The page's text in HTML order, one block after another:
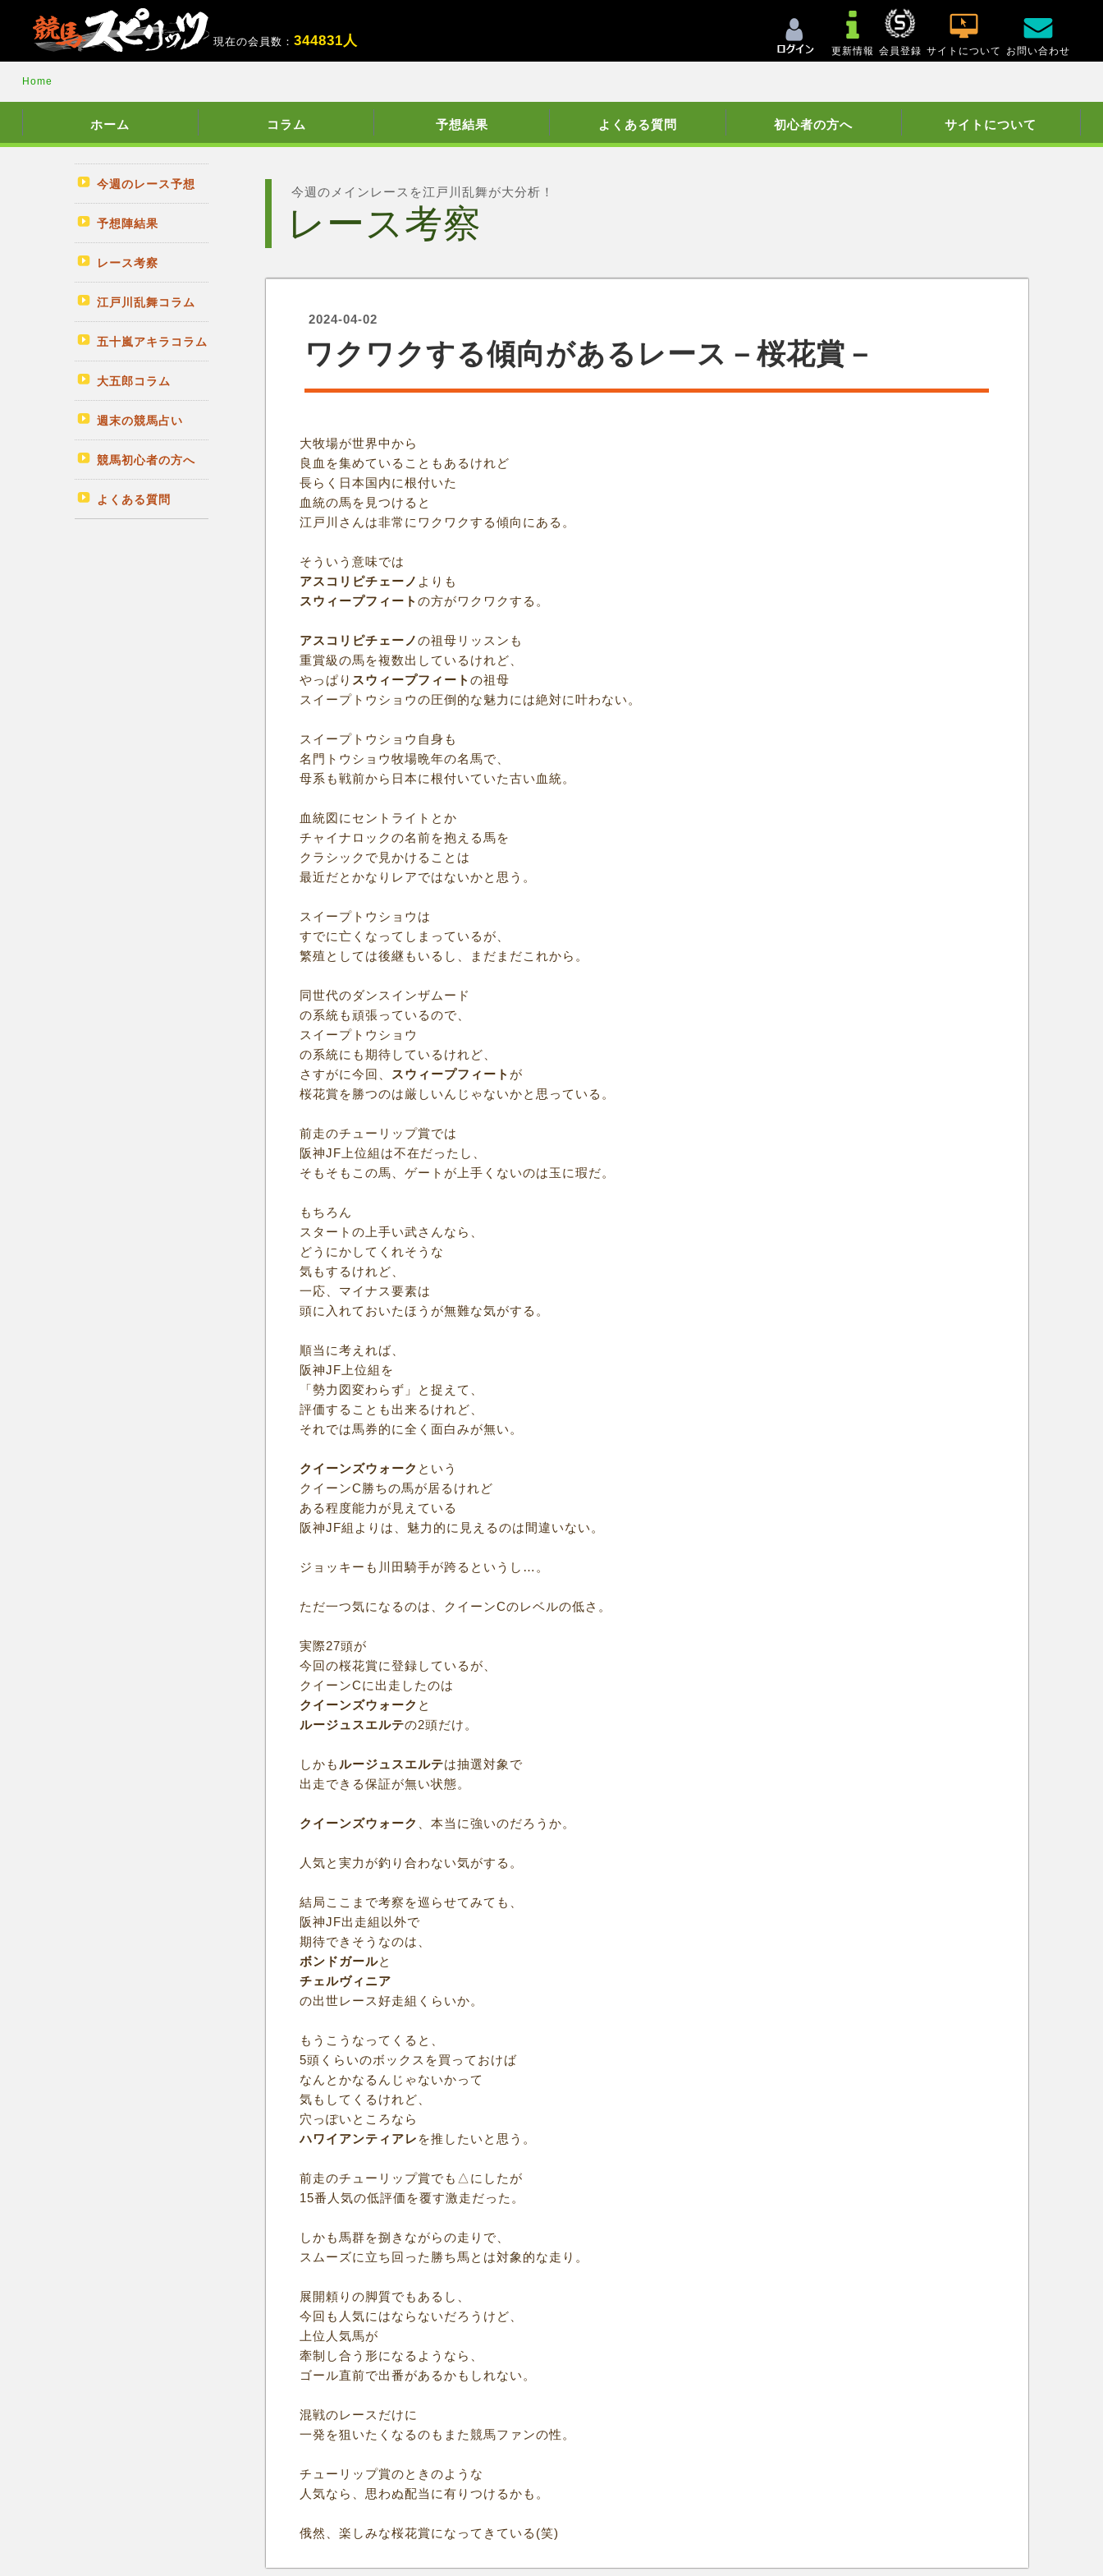
現在の会員数：344831人
更新情報 会員登録 サイトについて お問い合わせ
Home
ホーム コラム 予想結果 よくある質問 初心者の方へ サイトについて
今週のレース予想
予想陣結果
レース考察
江戸川乱舞コラム
五十嵐アキラコラム
大五郎コラム
週末の競馬占い
競馬初心者の方へ
よくある質問
今週のメインレースを江戸川乱舞が大分析！
レース考察
2024-04-02
ワクワクする傾向があるレース－桜花賞－
大牧場が世界中から
良血を集めていることもあるけれど
長らく日本国内に根付いた
血統の馬を見つけると
江戸川さんは非常にワクワクする傾向にある。
そういう意味では
アスコリピチェーノ よりも
スウィープフィートの方がワクワクする。
アスコリピチェーノの祖母リッスンも
重賞級の馬を複数出しているけれど、
やっぱり スウィープフィートの祖母
スイープトウショウの圧倒的な魅力には絶対に叶わない。
スイープトウショウ自身も
名門トウショウ牧場晩年の名馬で、
母系も戦前から日本に根付いていた古い血統。
血統図にセントライトとか
チャイナロックの名前を抱える馬を
クラシックで見かけることは
最近だとかなりレアではないかと思う。
スイープトウショウは
すでに亡くなってしまっているが、
繁殖としては後継もいるし、まだまだこれから。
同世代のダンスインザムード
の系統も頑張っているので、
スイープトウショウ
の系統にも期待しているけれど、
さすがに今回、 スウィープフィート が
桜花賞を勝つのは厳しいんじゃないかと思っている。
前走のチューリップ賞では
阪神JF上位組は不在だったし、
そもそもこの馬、ゲートが上手くないのは玉に瑕だ。
もちろん
スタートの上手い武さんなら、
どうにかしてくれそうな
気もするけれど、
一応、マイナス要素は
頭に入れておいたほうが無難な気がする。
順当に考えれば、
阪神JF上位組を
「勢力図変わらず」と捉えて、
評価することも出来るけれど、
それでは馬券的に全く面白みが無い。
クイーンズウォーク という
クイーンC勝ちの馬が居るけれど
ある程度能力が見えている
阪神JF組よりは、魅力的に見えるのは間違いない。
ジョッキーも川田騎手が跨るというし…。
ただ一つ気になるのは、クイーンCのレベルの低さ。
実際27頭が
今回の桜花賞に登録しているが、
クイーンCに出走したのは
クイーンズウォーク と
ルージュスエルテの2頭だけ。
しかもルージュスエルテは抽選対象で
出走できる保証が無い状態。
クイーンズウォーク 、本当に強いのだろうか。
人気と実力が釣り合わない気がする。
結局ここまで考察を巡らせてみても、
阪神JF出走組以外で
期待できそうなのは、
ボンドガールと
チェルヴィニア
の出世レース好走組くらいか。
もうこうなってくると、
5頭くらいのボックスを買っておけば
なんとかなるんじゃないかって
気もしてくるけれど、
穴っぽいところなら
ハワイアンティアレ を推したいと思う。
前走のチューリップ賞でも△にしたが
15番人気の低評価を覆す激走だった。
しかも馬群を捌きながらの走りで、
スムーズに立ち回った勝ち馬とは対象的な走り。
展開頼りの脚質でもあるし、
今回も人気にはならないだろうけど、
上位人気馬が
牽制し合う形になるようなら、
ゴール直前で出番があるかもしれない。
混戦のレースだけに
一発を狙いたくなるのもまた競馬ファンの性。
チューリップ賞のときのような
人気なら、思わぬ配当に有りつけるかも。
俄然、楽しみな桜花賞になってきている(笑)